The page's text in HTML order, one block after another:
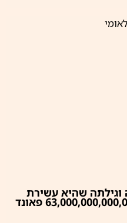
וגילתה שהיא עשירת